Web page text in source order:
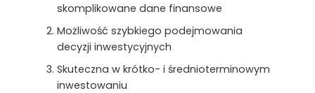
skomplikowane dane finansowe
Możliwość szybkiego podejmowania
decyzji inwestycyjnych
Skuteczna w krótko- i średnioterminowym
inwestowaniu